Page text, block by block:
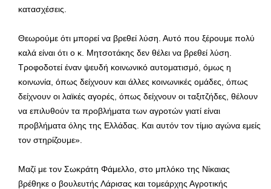
κατασχέσεις.
Θεωρούμε ότι μπορεί να βρεθεί λύση. Αυτό που ξέρουμε πολύ
καλά είναι ότι ο κ. Μητσοτάκης δεν θέλει να βρεθεί λύση.
Τροφοδοτεί έναν ψευδή κοινωνικό αυτοματισμό, όμως η
κοινωνία, όπως δείχνουν και άλλες κοινωνικές ομάδες, όπως
δείχνουν οι λαϊκές αγορές, όπως δείχνουν οι ταξιτζήδες, θέλουν
να επιλυθούν τα προβλήματα των αγροτών γιατί είναι
προβλήματα όλης της Ελλάδας. Και αυτόν τον τίμιο αγώνα εμείς
τον στηρίζουμε».
Μαζί με τον Σωκράτη Φάμελλο, στο μπλόκο της Νίκαιας
βρέθηκε ο βουλευτής Λάρισας και τομεάρχης Αγροτικής